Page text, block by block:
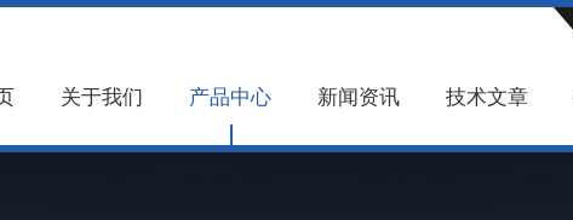
关于我们 产品中心 新闻资讯 技术文章